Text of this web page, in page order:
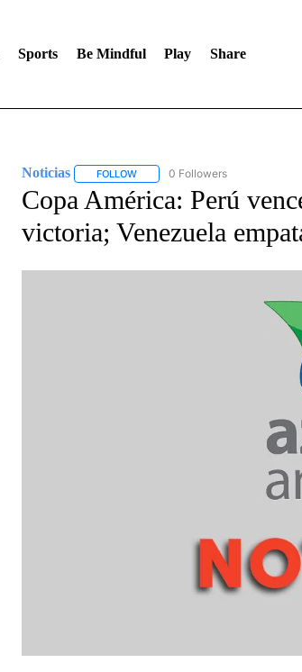
Sports Be Mindful Play Share
Noticias FOLLOWFOLLOW "NOTICIAS" TO RECEIVE
0 Followers
Copa América: Perú
victoria; Venezuela